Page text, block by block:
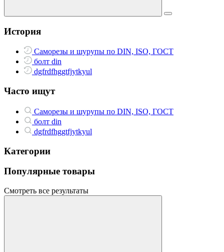
История
Саморезы и шурупы по DIN, ISO, ГОСТ
болт din
dgfrdfhggtfjytkyul
Часто ищут
Саморезы и шурупы по DIN, ISO, ГОСТ
болт din
dgfrdfhggtfjytkyul
Категории
Популярные товары
Смотреть все результаты